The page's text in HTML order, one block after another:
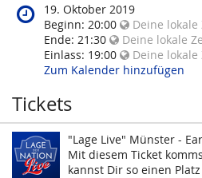
statt?
Wann
findet
diese
Veranstaltung
statt?
19. Oktober 2019
Beginn: 20:00 Deine lokale
Ende: 21:30 Deine lokale
Einlass: 19:00 Deine lokale
Zum Kalender hinzufügen
Tickets
"Lage Live" Münster -
Mit diesem Ticket
kannst Dir so einen